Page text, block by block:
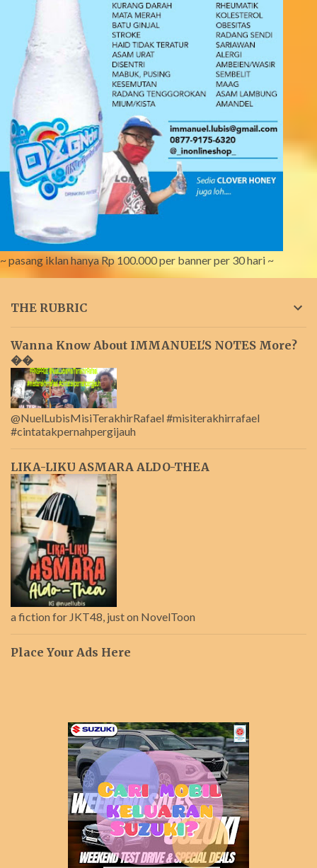
~ pasang iklan hanya Rp 100.000 per banner per 30 hari ~
THE RUBRIC
Wanna Know About IMMANUEL'S NOTES More?
��
@NuelLubisMisiTerakhirRafael #misiterakhirrafael
#cintatakpernahpergijauh
LIKA-LIKU ASMARA ALDO-THEA
a fiction for JKT48, just on NovelToon
Place Your Ads Here